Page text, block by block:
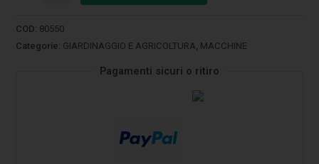
COD: 80550
Categorie: GIARDINAGGIO E AGRICOLTURA MACCHINE
Pagamenti sicuri o ritiro